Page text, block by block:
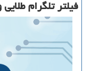
فیلتر تلگرام